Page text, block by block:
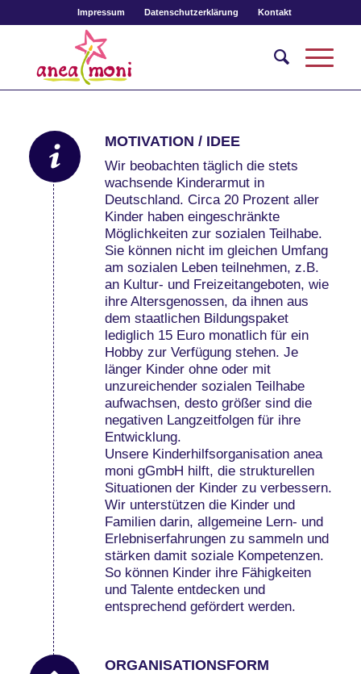
Impressum Datenschutzerklärung Kontakt
MOTIVATION / IDEE
Wir beobachten täglich die stets
wachsende Kinderarmut in
Deutschland. Circa 20 Prozent aller
Kinder haben eingeschränkte
Möglichkeiten zur sozialen Teilhabe.
Sie können nicht im gleichen Umfang
am sozialen Leben teilnehmen, z.B.
an Kultur- und Freizeitangeboten, wie
ihre Altersgenossen, da ihnen aus
dem staatlichen Bildungspaket
lediglich 15 Euro monatlich für ein
Hobby zur Verfügung stehen. Je
länger Kinder ohne oder mit
unzureichender sozialen Teilhabe
aufwachsen, desto größer sind die
negativen Langzeitfolgen für ihre
Entwicklung.
Unsere Kinderhilfsorganisation anea
moni gGmbH hilft, die strukturellen
Situationen der Kinder zu verbessern.
Wir unterstützen die Kinder und
Familien darin, allgemeine Lern- und
Erlebniserfahrungen zu sammeln und
stärken damit soziale Kompetenzen.
So können Kinder ihre Fähigkeiten
und Talente entdecken und
entsprechend gefördert werden.
ORGANISATIONSFORM